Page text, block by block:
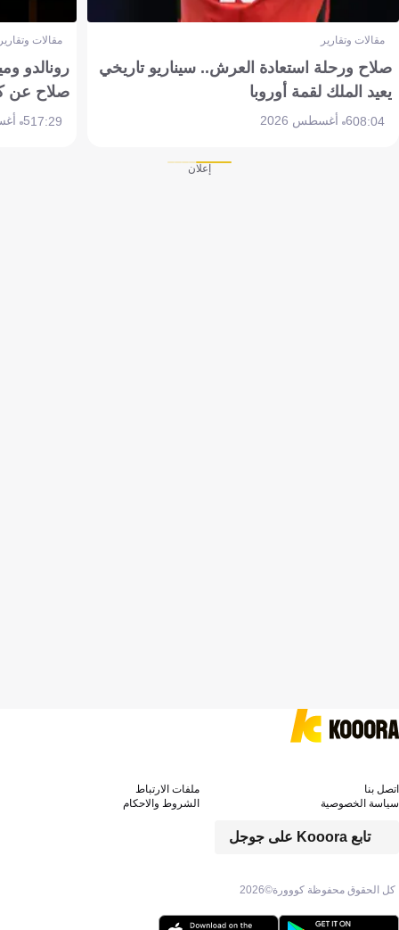
مقالات وتقارير
صلاح ورحلة استعادة العرش.. سيناريو تاريخي
يعيد الملك لقمة أوروبا
08:046 أغسطس 2026
مقالات
رونالدو
صلاح عن
17:295 أغسطس 2026
إعلان
كل الحقوق محفوظة كووورة©2026
تابع Kooora على جوجل
اتصل بنا
ملفات الارتباط
سياسة الخصوصية
الشروط والاحكام